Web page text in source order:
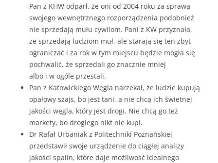
Pan z KHW odparł, że oni od 2004 roku za sprawą
swojego wewnętrznego rozporządzenia podobnież
nie sprzedają mułu cywilom. Pani z KW przyznała,
że sprzedają ludziom muł, ale starają się ten zbyt
ograniczać i za rok w tym miejscu będzie mogła się
pochwalić, że sprzedali go znacznie mniej
albo i w ogóle przestali.
Pan z Katowickiego Węgla narzekał, że ludzie kupują
opałowy szajs, bo jest tani, a nie chcą ich świetnej
jakości węgla, który jest drogi. Nie chcą go też
markety, bo drogiego nikt nie kupi.
Dr Rafał Urbaniak z Politechniki Poznańskiej
przedstawił swoje urządzenie do ciągłej analizy
jakości spalin, które daje możliwość idealnego